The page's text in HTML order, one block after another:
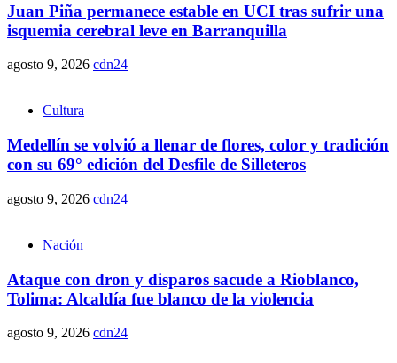
Juan Piña permanece estable en UCI tras sufrir una
isquemia cerebral leve en Barranquilla
agosto 9, 2026 cdn24
Cultura
Medellín se volvió a llenar de flores, color y tradición
con su 69° edición del Desfile de Silleteros
agosto 9, 2026 cdn24
Nación
Ataque con dron y disparos sacude a Rioblanco,
Tolima: Alcaldía fue blanco de la violencia
agosto 9, 2026 cdn24